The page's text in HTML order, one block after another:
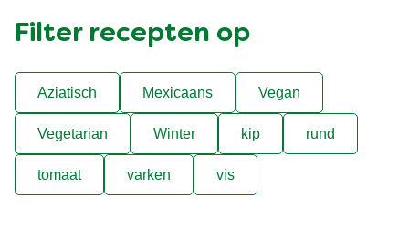
Filter recepten op
Aziatisch Mexicaans Vegan
Vegetarian Winter kip rund
tomaat varken vis